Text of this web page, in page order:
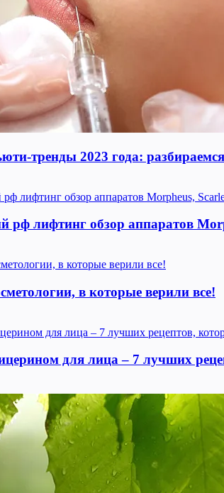
тренды 2023 года:
рф лифтинг обзор аппаратов
в которые верили все!
для лица – 7 лучших